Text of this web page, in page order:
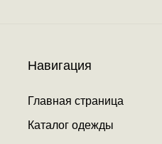
Навигация
Главная страница
Каталог одежды